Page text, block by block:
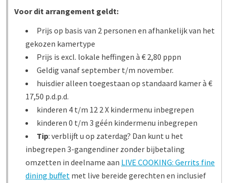
Voor dit arrangement geldt:
Prijs op basis van 2 personen en afhankelijk van het
gekozen kamertype
Prijs is excl. lokale heffingen à € 2,80 pppn
Geldig vanaf september t/m november.
huisdier alleen toegestaan op standaard kamer à €
17,50 p.d.p.d.
kinderen 4 t/m 12 2 X kindermenu inbegrepen
kinderen 0 t/m 3 géén kindermenu inbegrepen
Tip: verblijft u op zaterdag? Dan kunt u het
inbegrepen 3-gangendiner zonder bijbetaling
omzetten in deelname aan LIVE COOKING: Gerrits fine
dining buffet met live bereide gerechten en inclusief